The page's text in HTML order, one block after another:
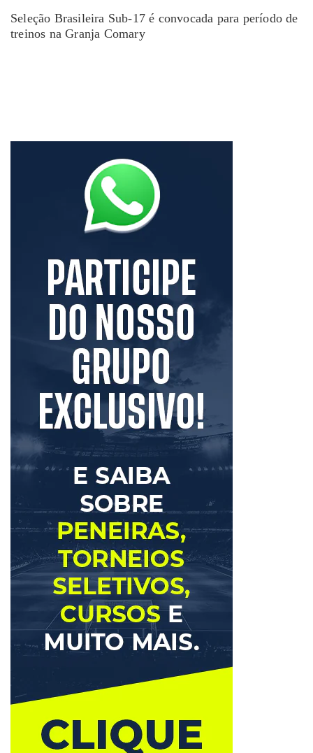
Seleção Brasileira Sub-17 é convocada para período de
treinos na Granja Comary